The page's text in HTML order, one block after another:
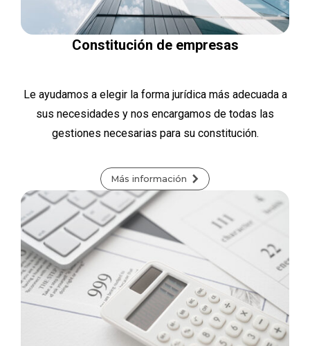
Constitución de empresas
Le ayudamos a elegir la forma jurídica más adecuada a
sus necesidades y nos encargamos de todas las
gestiones necesarias para su constitución.
Más información